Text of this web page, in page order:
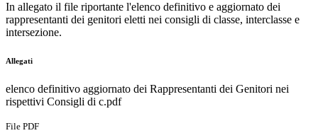
In allegato il file riportante l'elenco definitivo e aggiornato dei
rappresentanti dei genitori eletti nei consigli di classe, interclasse e
intersezione.
Allegati
elenco definitivo aggiornato dei Rappresentanti dei Genitori nei
rispettivi Consigli di c.pdf
File PDF